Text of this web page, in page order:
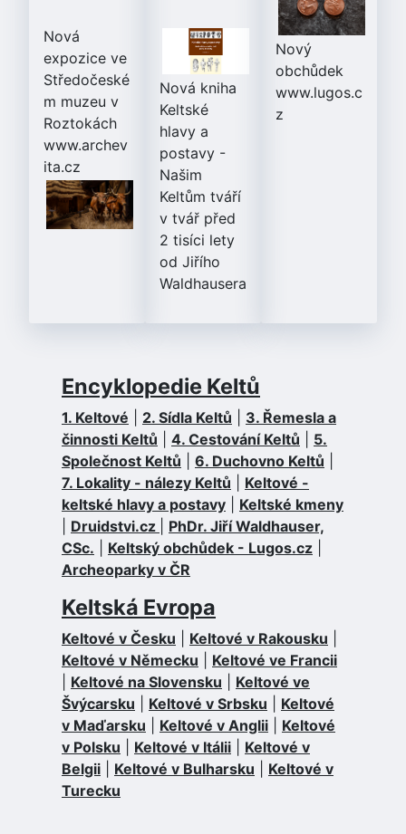
Nová
expozice ve
Středočeské
m muzeu v
Roztokách
www.archev
ita.cz
Nová kniha
Keltské
hlavy a
postavy -
Našim
Keltům tváří
v tvář před
2 tisíci lety
od Jiřího
Waldhausera
Nový
obchůdek
www.lugos.c
z
Encyklopedie Keltů
1. Keltové 2. Sídla Keltů
3. Řemesla a
činnosti Keltů
4. Cestování Keltů
5.
Společnost Keltů
6. Duchovno Keltů
7. Lokality - nálezy Keltů
Keltové -
keltské hlavy a postavy
Keltské kmeny
Druidstvi.cz
PhDr. Jiří Waldhauser,
CSc.
Keltský obchůdek - Lugos.cz
Archeoparky v ČR
Keltská Evropa
Keltové v Česku Keltové v Rakousku
Keltové v Německu
Keltové ve Francii
Keltové na Slovensku
Keltové ve
Švýcarsku
Keltové v Srbsku
Keltové
v Maďarsku
Keltové v Anglii
Keltové
v Polsku
Keltové v Itálii
Keltové v
Belgii
Keltové v Bulharsku
Keltové v
Turecku